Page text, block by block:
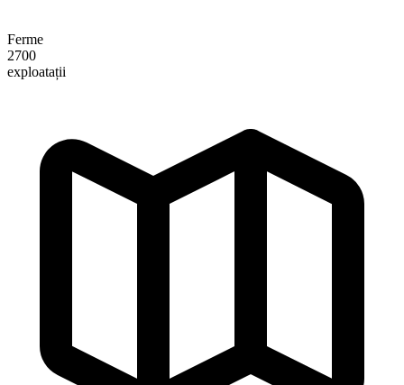
Ferme
2700
exploatații